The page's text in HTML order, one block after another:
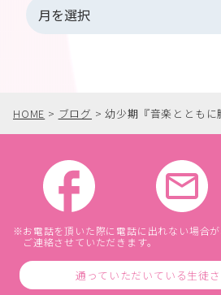
HOME > ブログ >幼少期『音楽とともに
お電話を頂いた際に電話に出れない場合
ご連絡させていただきます。
通っていただいている生徒